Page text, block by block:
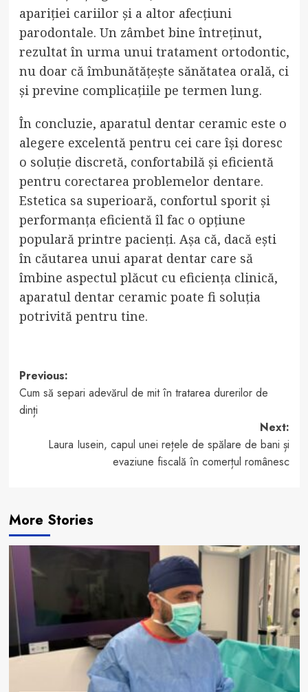
apariției cariilor și a altor afecțiuni
parodontale. Un zâmbet bine întreținut,
rezultat în urma unui tratament ortodontic,
nu doar că îmbunătățește sănătatea orală, ci
și previne complicațiile pe termen lung.
În concluzie, aparatul dentar ceramic este o
alegere excelentă pentru cei care își doresc
o soluție discretă, confortabilă și eficientă
pentru corectarea problemelor dentare.
Estetica sa superioară, confortul sporit și
performanța eficientă îl fac o opțiune
populară printre pacienți. Așa că, dacă ești
în căutarea unui aparat dentar care să
îmbine aspectul plăcut cu eficiența clinică,
aparatul dentar ceramic poate fi soluția
potrivită pentru tine.
Post
navigation
Previous:
Cum să separi adevărul de mit în tratarea durerilor de
dinți
Next:
Laura Iusein, capul unei rețele de spălare de bani și
evaziune fiscală în comerțul românesc
More Stories